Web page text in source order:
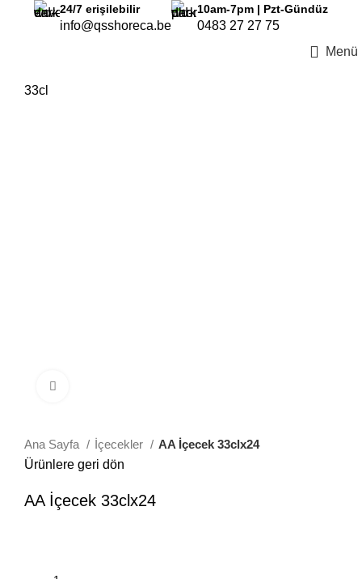
24/7 erişilebilir
info@qsshoreca.be
10am-7pm | Pzt-Gündüz
0483 27 27 75
Menü
33cl
Ana Sayfa İçecekler
AA İçecek 33clx24
Ürünlere geri dön
AA İçecek 33clx24